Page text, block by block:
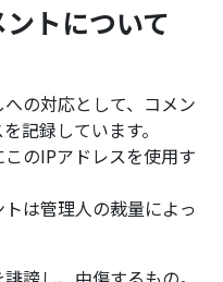
トについて
の対応として、コメン
記録しています。
のIPアドレスを使用す
は管理人の裁量によっ